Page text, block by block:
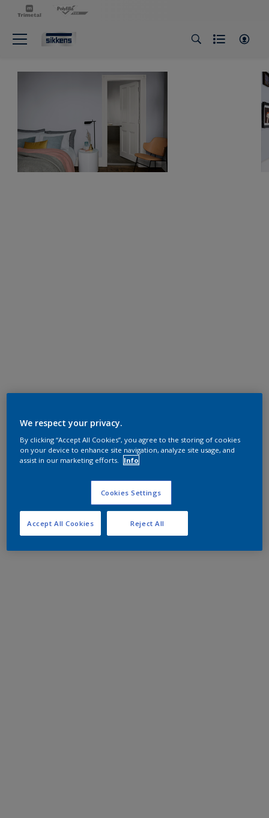
We respect your privacy.
By clicking “Accept All Cookies”, you agree to the storing of cookies
on your device to enhance site navigation, analyze site usage, and
assist in our marketing efforts.
Info
Cookies Settings
Reject All
Accept All Cookies